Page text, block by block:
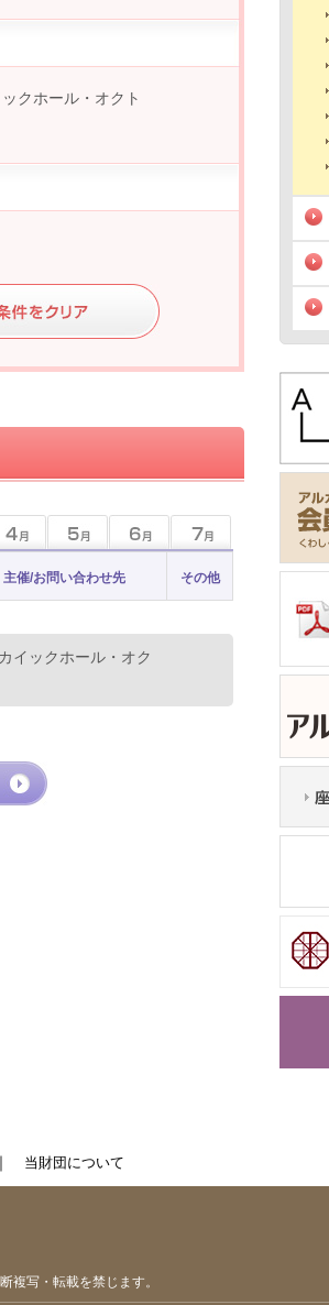
クホール・オクト
主催/お問い合わせ先 その他
イックホール・オク
当財団について
複写・転載を禁じます。